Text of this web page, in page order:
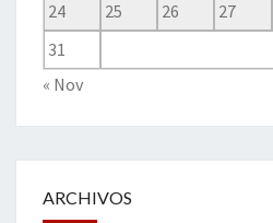
24
25 26 27
31
« Nov
ARCHIVOS